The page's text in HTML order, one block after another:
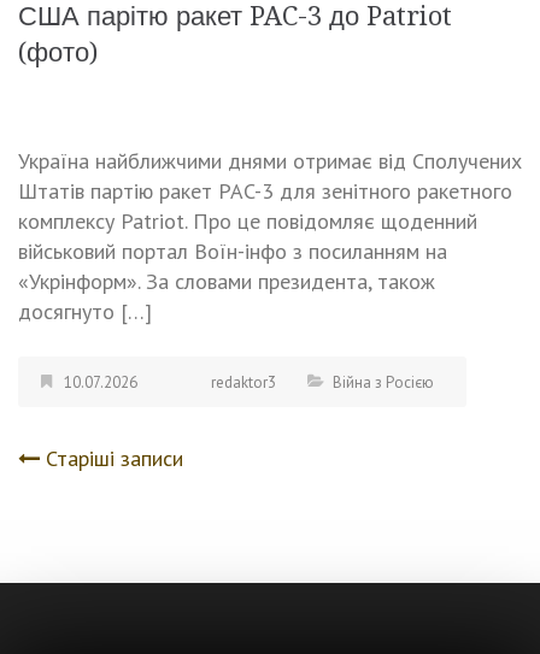
США парітю ракет PAC-3 до Patriot
(фото)
Україна найближчими днями отримає від Сполучених
Штатів партію ракет PAC-3 для зенітного ракетного
комплексу Patriot. Про це повідомляє щоденний
військовий портал Воїн-інфо з посиланням на
«Укрінформ». За словами президента, також
досягнуто […]
10.07.2026 redaktor3 Війна з Росією
Навігація
Старіші записи